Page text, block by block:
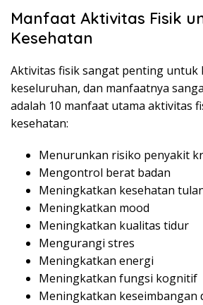
Manfaat Aktivitas Fisik
Kesehatan
Aktivitas fisik sangat penting untuk
keseluruhan, dan manfaatnya
adalah 10 manfaat utama aktivitas
kesehatan:
Menurunkan risiko penyakit
Mengontrol berat badan
Meningkatkan kesehatan
Meningkatkan mood
Meningkatkan kualitas tidur
Mengurangi stres
Meningkatkan energi
Meningkatkan fungsi kognitif
Meningkatkan keseimbangan